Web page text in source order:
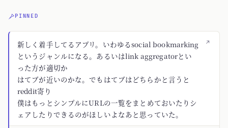
PINNED
↗
新しく着手してるアプリ。いわゆるsocial bookmarking
というジャンルになる。あるいはlink aggregatorとい
った方が適切か
はてブが近いのかな。でもはてブはどちらかと言うと
reddit寄り
僕はもっとシンプルにURLの一覧をまとめておいたりシ
ェアしたりできるのがほしいよなあと思っていた。